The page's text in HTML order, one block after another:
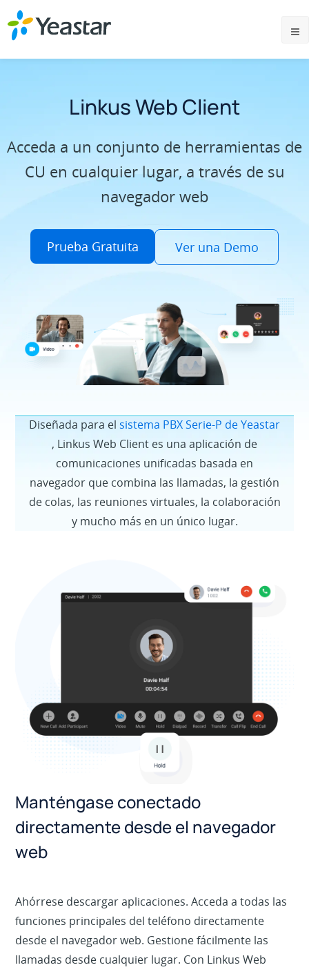
Linkus Web Client
Acceda a un conjunto de herramientas de
CU en cualquier lugar, a través de su
navegador web
Prueba Gratuita Ver una Demo
Diseñada para el sistema PBX Serie-P de Yeastar
, Linkus Web Client es una aplicación de
comunicaciones unificadas basada en
navegador que combina las llamadas, la gestión
de colas, las reuniones virtuales, la colaboración
y mucho más en un único lugar.
Manténgase conectado
directamente desde el navegador
web
Ahórrese descargar aplicaciones. Acceda a todas las
funciones principales del teléfono directamente
desde el navegador web. Gestione fácilmente las
llamadas desde cualquier lugar. Con Linkus Web